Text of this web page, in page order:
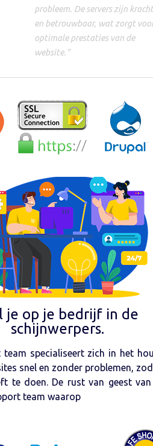
probleem. De servers zijn
en betrouwbaar, wat zorgt
optimale prestaties van de
website."
je op je bedrijf in de
schijnwerpers.
team specialiseert zich in het
snel en zonder problemen,
te doen. De rust van geest van
team waarop